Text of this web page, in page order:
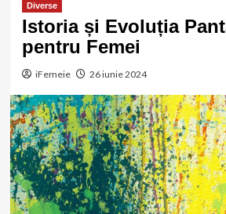
Diverse
Istoria și Evoluția
pentru Femei
iFemeie 26 iunie 2024